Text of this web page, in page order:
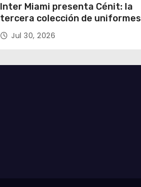
Inter Miami presenta Cénit: la
tercera colección de uniformes
dedicada a la nueva casa y al
logro del club en nuevas alturas
Jul 30, 2026